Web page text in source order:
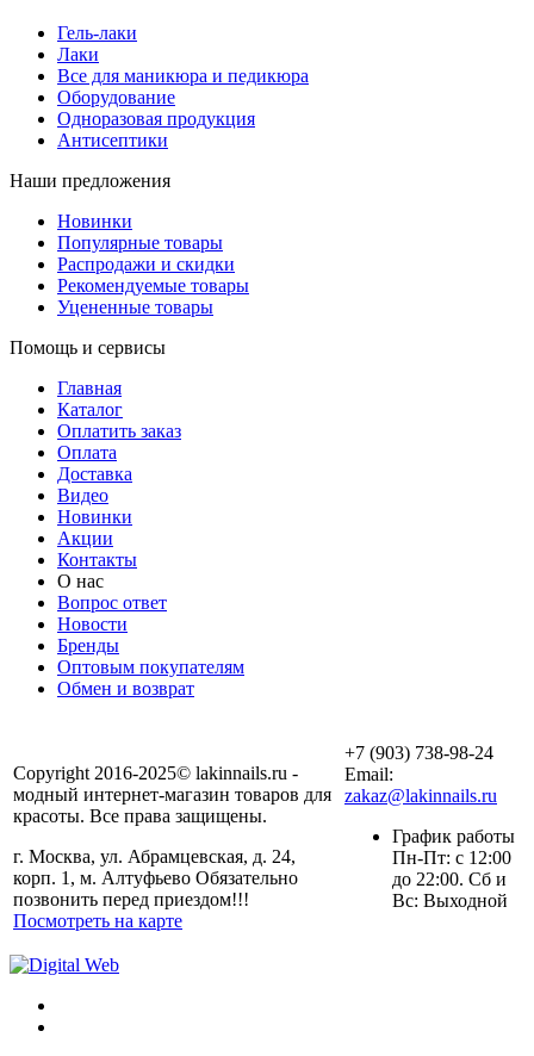
Гель-лаки
Лаки
Все для маникюра и педикюра
Оборудование
Одноразовая продукция
Антисептики
Наши предложения
Новинки
Популярные товары
Распродажи и скидки
Рекомендуемые товары
Уцененные товары
Помощь и сервисы
Главная
Каталог
Оплатить заказ
Оплата
Доставка
Видео
Новинки
Акции
Контакты
О нас
Вопрос ответ
Новости
Бренды
Оптовым покупателям
Обмен и возврат
Copyright 2016-2025© lakinnails.ru -
модный интернет-магазин товаров для
красоты. Все права защищены.
г. Москва, ул. Абрамцевская, д. 24,
корп. 1, м. Алтуфьево Обязательно
позвонить перед приездом!!!
Посмотреть на карте
+7 (903) 738-98-24
Email:
zakaz@lakinnails.ru
График работы
Пн-Пт: с 12:00
до 22:00. Сб и
Вс: Выходной